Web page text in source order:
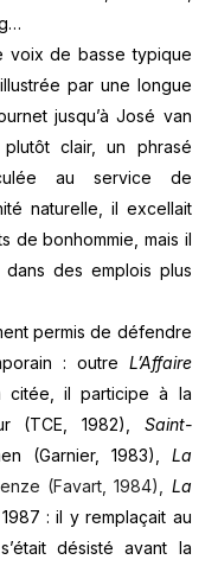
voix de basse typique
par une longue
jusqu’à José van
clair, un phrasé
au service de
naturelle, il excellait
de bonhommie, mais il
des emplois plus
permis de défendre
: outre L’Affaire
citée, il participe à la
(TCE, 1982), Saint-
(Garnier, 1983), La
(Favart, 1984), La
: il y remplaçait au
désisté avant la